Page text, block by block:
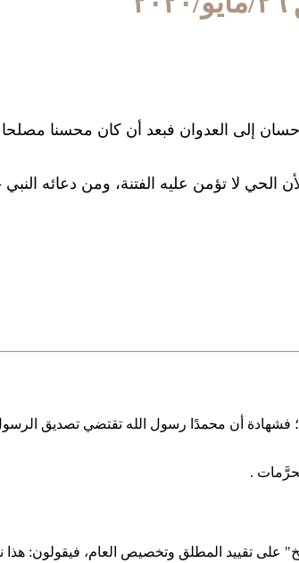
إلى العدوان فبعد أن كان محسنا
الحي لا تؤمن عليه الفتنة، ومن دعائه
أن محمدًا رسول الله تقتضي تصديق الرسول
.
تقييد المطلق وتخصيص العام، فيقولون: